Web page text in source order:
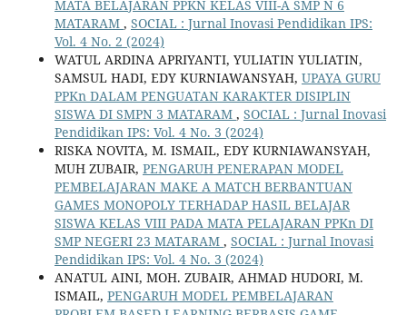
MATA BELAJARAN PPKN KELAS VIII-A SMP N 6
MATARAM , SOCIAL : Jurnal Inovasi Pendidikan IPS:
Vol. 4 No. 2 (2024)
WATUL ARDINA APRIYANTI, YULIATIN YULIATIN,
SAMSUL HADI, EDY KURNIAWANSYAH, UPAYA GURU
PPKn DALAM PENGUATAN KARAKTER DISIPLIN
SISWA DI SMPN 3 MATARAM , SOCIAL : Jurnal Inovasi
Pendidikan IPS: Vol. 4 No. 3 (2024)
RISKA NOVITA, M. ISMAIL, EDY KURNIAWANSYAH,
MUH ZUBAIR, PENGARUH PENERAPAN MODEL
PEMBELAJARAN MAKE A MATCH BERBANTUAN
GAMES MONOPOLY TERHADAP HASIL BELAJAR
SISWA KELAS VIII PADA MATA PELAJARAN PPKn DI
SMP NEGERI 23 MATARAM , SOCIAL : Jurnal Inovasi
Pendidikan IPS: Vol. 4 No. 3 (2024)
ANATUL AINI, MOH. ZUBAIR, AHMAD HUDORI, M.
ISMAIL, PENGARUH MODEL PEMBELAJARAN